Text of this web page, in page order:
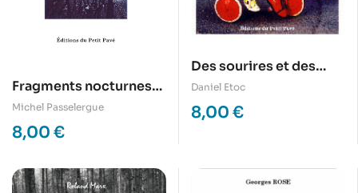
Fragments nocturnes
pour une chanson
d’aube
Michel Passelergue
8,00 €
Des sourires et des
larmes
Daniel Etoc
8,00 €